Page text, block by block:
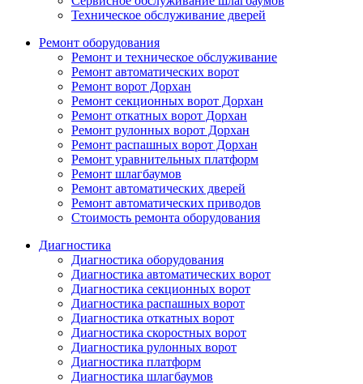
Техническое обслуживание дверей
Ремонт оборудования
Ремонт и техническое обслуживание
Ремонт автоматических ворот
Ремонт ворот Дорхан
Ремонт секционных ворот Дорхан
Ремонт откатных ворот Дорхан
Ремонт рулонных ворот Дорхан
Ремонт распашных ворот Дорхан
Ремонт уравнительных платформ
Ремонт шлагбаумов
Ремонт автоматических дверей
Ремонт автоматических приводов
Стоимость ремонта оборудования
Диагностика
Диагностика оборудования
Диагностика автоматических ворот
Диагностика секционных ворот
Диагностика распашных ворот
Диагностика откатных ворот
Диагностика скоростных ворот
Диагностика рулонных ворот
Диагностика платформ
Диагностика шлагбаумов